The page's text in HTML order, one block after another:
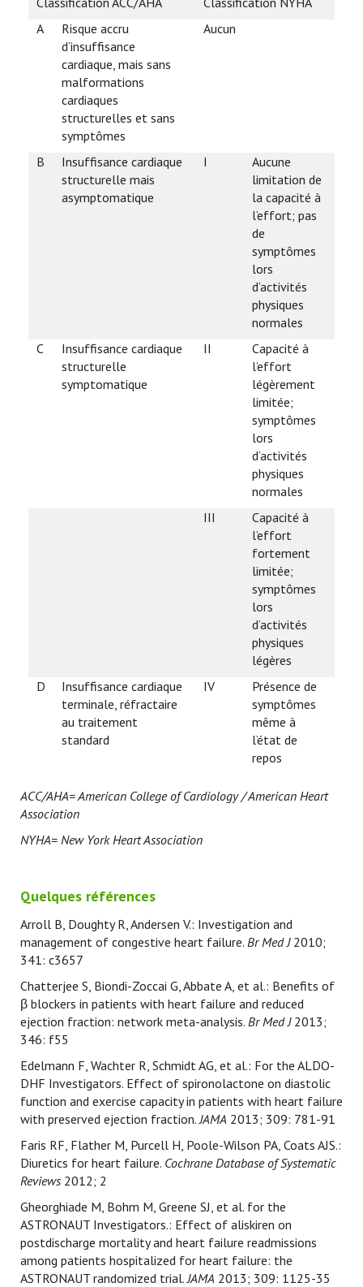
A
Risque accru
d’insuffisance
cardiaque, mais sans
malformations
cardiaques
structurelles et sans
symptômes
Aucun
B
Insuffisance cardiaque
structurelle mais
asymptomatique
I
Aucune
limitation de
la capacité à
l’effort; pas
de
symptômes
lors
d’activités
physiques
normales
C
Insuffisance cardiaque
structurelle
symptomatique
II
Capacité à
l’effort
légèrement
limitée;
symptômes
lors
d’activités
physiques
normales
III
Capacité à
l’effort
fortement
limitée;
symptômes
lors
d’activités
physiques
légères
D
Insuffisance cardiaque
terminale, réfractaire
au traitement
standard
IV
Présence de
symptômes
même à
l’état de
repos
ACC/AHA= American College of Cardiology / American Heart
Association
NYHA= New York Heart Association
Quelques références
Arroll B, Doughty R, Andersen V.: Investigation and
management of congestive heart failure. Br Med J2010;
341: c3657
Chatterjee S, Biondi-Zoccai G, Abbate A, et al.: Benefits of
β blockers in patients with heart failure and reduced
ejection fraction: network meta-analysis. Br Med J2013;
346: f55
Edelmann F, Wachter R, Schmidt AG, et al.: For the ALDO-
DHF Investigators. Effect of spironolactone on diastolic
function and exercise capacity in patients with heart failure
with preserved ejection fraction.JAMA 2013; 309: 781-91
Faris RF, Flather M, Purcell H, Poole-Wilson PA, Coats AJS.:
Diuretics for heart failure. Cochrane Database of Systematic
Reviews 2012; 2
Gheorghiade M, Bohm M, Greene SJ, et al. for the
ASTRONAUT Investigators.: Effect of aliskiren on
postdischarge mortality and heart failure readmissions
among patients hospitalized for heart failure: the
ASTRONAUT randomized trial.JAMA 2013; 309: 1125-35